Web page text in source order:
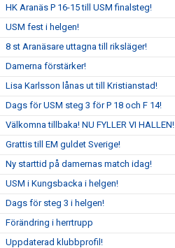
HK Aranäs P 16-15 till USM finalsteg!
USM fest i helgen!
8 st Aranäsare uttagna till riksläger!
Damerna förstärker!
Lisa Karlsson lånas ut till Kristianstad!
Dags för USM steg 3 för P 18 och F 14!
Välkomna tillbaka! NU FYLLER VI HALLEN!
Grattis till EM guldet Sverige!
Ny starttid på damernas match idag!
USM i Kungsbacka i helgen!
Dags för steg 3 i helgen!
Förändring i herrtrupp
Uppdaterad klubbprofil!